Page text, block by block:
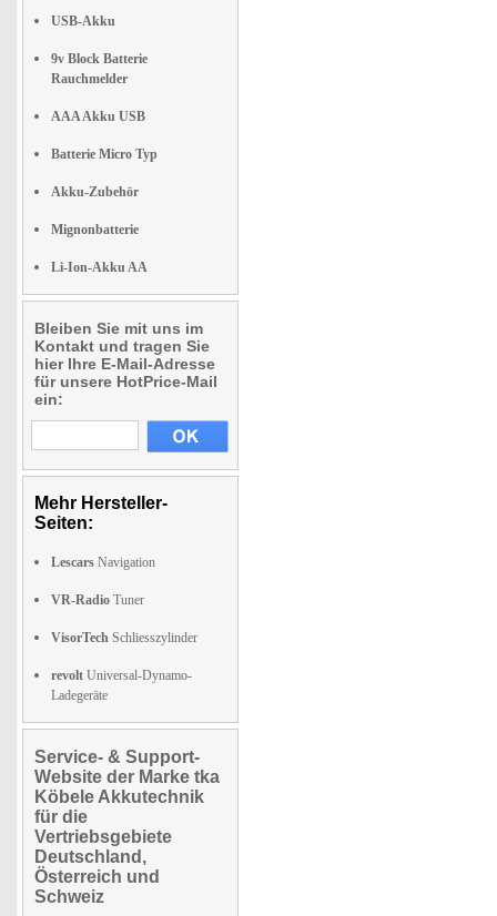
USB-Akku
9v Block Batterie
Rauchmelder
AAA Akku USB
Batterie Micro Typ
Akku-Zubehör
Mignonbatterie
Li-Ion-Akku AA
Bleiben Sie mit uns im
Kontakt und tragen Sie
hier Ihre E-Mail-Adresse
für unsere HotPrice-Mail
ein:
Mehr Hersteller-
Seiten:
Lescars Navigation
VR-Radio Tuner
VisorTech Schliesszylinder
revolt Universal-Dynamo-
Ladegeräte
Service- & Support-
Website der Marke tka
Köbele Akkutechnik
für die
Vertriebsgebiete
Deutschland,
Österreich und
Schweiz